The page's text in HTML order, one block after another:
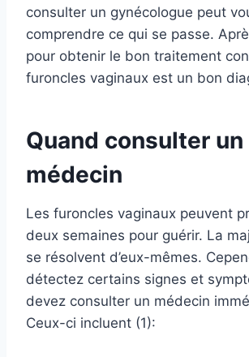
consulter un gynécologue peut
comprendre ce qui se passe.
pour obtenir le bon traitement
furoncles vaginaux est un bon
Quand consulter un
médecin
Les furoncles vaginaux peuvent
deux semaines pour guérir. La
se résolvent d’eux-mêmes.
détectez certains signes et
devez consulter un médecin
Ceux-ci incluent (1):